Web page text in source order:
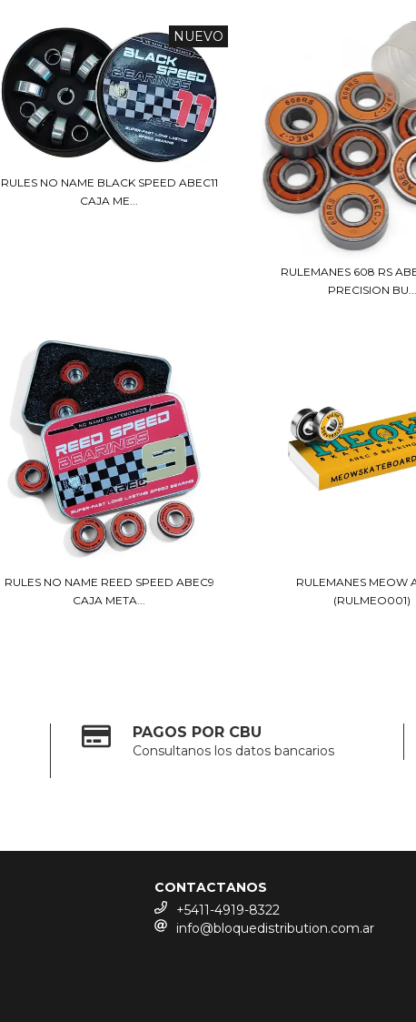
NUEVO
RULES NO NAME BLACK SPEED ABEC11
CAJA ME...
RULEMANES 608 RS
PRECISION BU...
RULES NO NAME REED SPEED ABEC9
CAJA META...
RULEMANES MEOW
(RULMEO001)
PAGOS POR CBU
Consultanos los datos bancarios
CONTACTANOS
+5411-4919-8322
info@bloquedistribution.com.ar